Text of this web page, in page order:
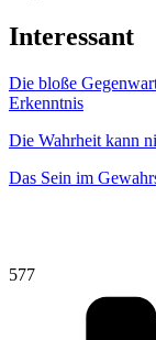
Interessant
Die bloße
Erkenntnis
Die Wahrheit kann
Das Sein im
577